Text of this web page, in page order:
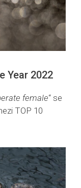
Year 2022
female“ se
TOP 10